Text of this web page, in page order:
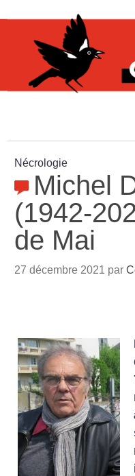
Nécrologie
Michel
(1942-
de Mai
27 décembre 2021 par